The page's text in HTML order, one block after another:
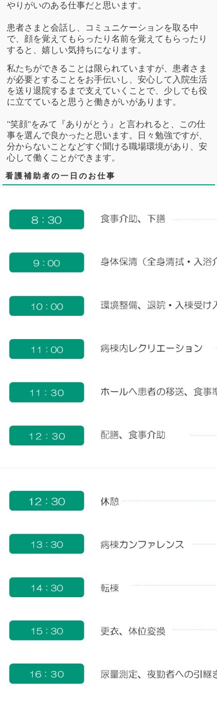
やりがいのある仕事だと思います。
患者さまと会話し、コミュニケーションを取る中
で、顔を覚えてもらったり名前を覚えてもらったり
すると、嬉しい気持ちになります。
私たちができることは限られていますが、患者さま
が必要とすることをお手伝いし、安心して入院生活
を送り退院するまで支えていくことで、少しでも役
に立てていると思うと働きがいがあります。
"笑顔"をみて『ありがとう』と言われると、この仕
事を選んで良かったと思います。
日々勉強ですが、
分からないことなどすぐ聞ける職場環境があり、安
心して働くことができます。
看護補助者の一日のお仕事